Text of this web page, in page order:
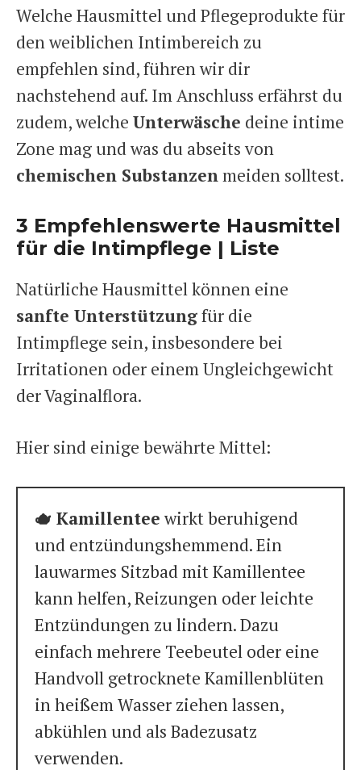
Welche Hausmittel und Pflegeprodukte für
den weiblichen Intimbereich zu
empfehlen sind, führen wir dir
nachstehend auf. Im Anschluss erfährst du
zudem, welche Unterwäsche deine intime
Zone mag und was du abseits von
chemischen Substanzenmeiden solltest.
3 Empfehlenswerte Hausmittel
für die Intimpflege | Liste
Natürliche Hausmittel können eine
sanfte Unterstützungfür die
Intimpflege sein, insbesondere bei
Irritationen oder einem Ungleichgewicht
der Vaginalflora.
Hier sind einige bewährte Mittel:
🫖 Kamillenteewirkt beruhigend
und entzündungshemmend. Ein
lauwarmes Sitzbad mit Kamillentee
kann helfen, Reizungen oder leichte
Entzündungen zu lindern. Dazu
einfach mehrere Teebeutel oder eine
Handvoll getrocknete Kamillenblüten
in heißem Wasser ziehen lassen,
abkühlen und als Badezusatz
verwenden.